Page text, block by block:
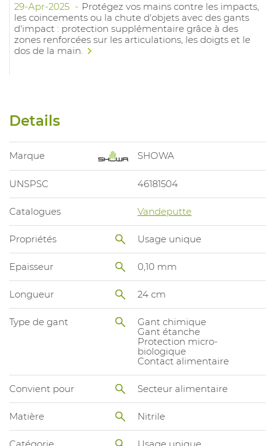
29-Apr-2025
Protégez vos mains contre les impacts,
les coincements ou la chute d'objets avec des gants
d'impact : protection supplémentaire grâce à des
zones renforcées sur les articulations, les doigts et le
dos de la main.
Details
Marque SHOWA
UNSPSC 46181504
Catalogues Vandeputte
Propriétés Usage unique
Epaisseur 0,10 mm
Longueur 24 cm
Type de gant
Gant chimique
Gant étanche
Protection micro-
biologique
Contact alimentaire
Convient pour Secteur alimentaire
Matière Nitrile